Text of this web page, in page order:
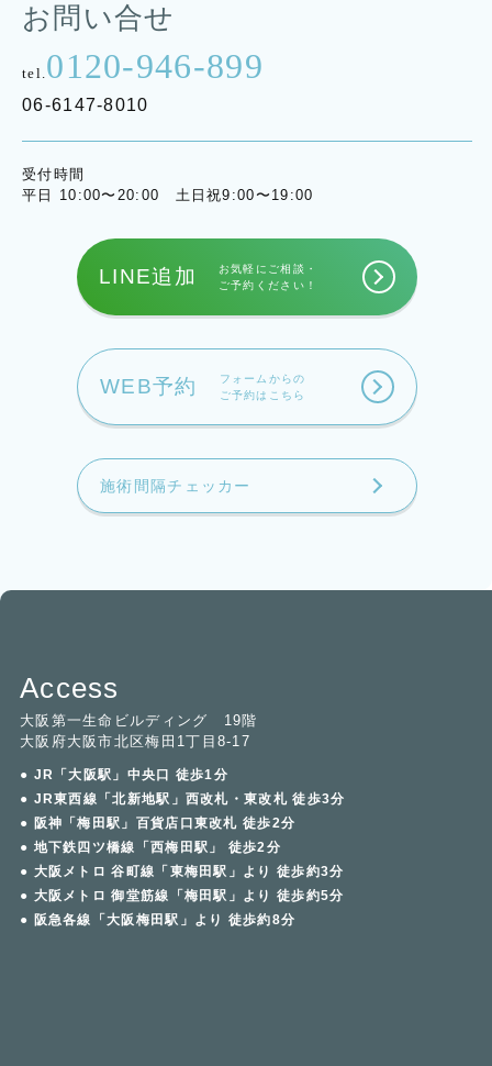
お問い合せ
tel.0120-946-899
06-6147-8010
受付時間
平日 10:00〜20:00 土日祝9:00〜19:00
LINE追加
お気軽にご相談・
ご予約ください！
WEB予約
フォームからの
ご予約はこちら
施術間隔チェッカー
Access
大阪第一生命ビルディング 19階
大阪府大阪市北区梅田1丁目8-17
● JR「大阪駅」中央口 徒歩1分
● JR東西線「北新地駅」西改札・東改札 徒歩3分
● 阪神「梅田駅」百貨店口東改札 徒歩2分
● 地下鉄四ツ橋線「西梅田駅」 徒歩2分
● 大阪メトロ 谷町線「東梅田駅」より 徒歩約3分
● 大阪メトロ 御堂筋線「梅田駅」より 徒歩約5分
● 阪急各線「大阪梅田駅」より 徒歩約8分